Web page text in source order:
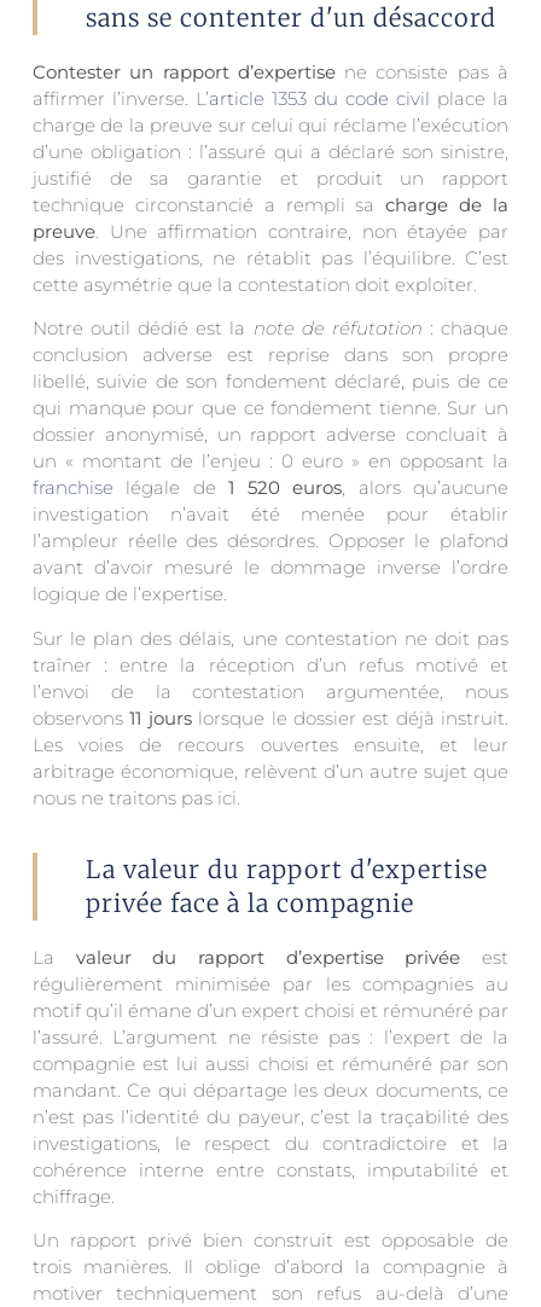
sans se contenter d'un désaccord
Contester un rapport d’expertisene consiste pas à
affirmer l’inverse. L’article 1353 du code civil place la
charge de la preuve sur celui qui réclame l’exécution
d’une obligation : l’assuré qui a déclaré son sinistre,
justifié de sa garantie et produit un rapport
technique circonstancié a rempli sacharge de la
preuve. Une affirmation contraire, non étayée par
des investigations, ne rétablit pas l’équilibre. C’est
cette asymétrie que la contestation doit exploiter.
Notre outil dédié est la note de réfutation : chaque
conclusion adverse est reprise dans son propre
libellé, suivie de son fondement déclaré, puis de ce
qui manque pour que ce fondement tienne. Sur un
dossier anonymisé, un rapport adverse concluait à
un « montant de l’enjeu : 0 euro » en opposant la
franchise légale de1 520 euros, alors qu’aucune
investigation n’avait été menée pour établir
l’ampleur réelle des désordres. Opposer le plafond
avant d’avoir mesuré le dommage inverse l’ordre
logique de l’expertise.
Sur le plan des délais, une contestation ne doit pas
traîner : entre la réception d’un refus motivé et
l’envoi de la contestation argumentée, nous
observons11 jourslorsque le dossier est déjà instruit.
Les voies de recours ouvertes ensuite, et leur
arbitrage économique, relèvent d’un autre sujet que
nous ne traitons pas ici.
La valeur du rapport d'expertise
privée face à la compagnie
La valeur du rapport d’expertise privée est
régulièrement minimisée par les compagnies au
motif qu’il émane d’un expert choisi et rémunéré par
l’assuré. L’argument ne résiste pas : l’expert de la
compagnie est lui aussi choisi et rémunéré par son
mandant. Ce qui départage les deux documents, ce
n’est pas l’identité du payeur, c’est la traçabilité des
investigations, le respect du contradictoire et la
cohérence interne entre constats, imputabilité et
chiffrage.
Un rapport privé bien construit est opposable de
trois manières. Il oblige d’abord la compagnie à
motiver techniquement son refus au-delà d’une